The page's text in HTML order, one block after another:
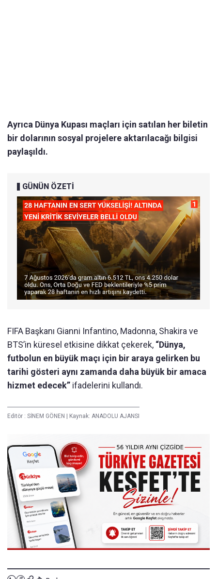
Ayrıca Dünya Kupası maçları için satılan her biletin
bir dolarının sosyal projelere aktarılacağı bilgisi
paylaşıldı.
GÜNÜN ÖZETİ
FIFA Başkanı Gianni Infantino, Madonna, Shakira ve
BTS’in küresel etkisine dikkat çekerek, “Dünya,
futbolun en büyük maçı için bir araya gelirken bu
tarihi gösteri aynı zamanda daha büyük bir amaca
hizmet edecek” ifadelerini kullandı.
Editör : SİNEM GÖNEN | Kaynak: ANADOLU AJANSI